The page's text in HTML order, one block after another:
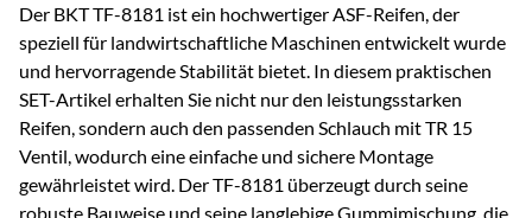
Der BKT TF-8181 ist ein hochwertiger ASF-Reifen, der
speziell für landwirtschaftliche Maschinen entwickelt wurde
und hervorragende Stabilität bietet. In diesem praktischen
SET-Artikel erhalten Sie nicht nur den leistungsstarken
Reifen, sondern auch den passenden Schlauch mit TR 15
Ventil, wodurch eine einfache und sichere Montage
gewährleistet wird. Der TF-8181 überzeugt durch seine
robuste Bauweise und seine langlebige Gummimischung, die